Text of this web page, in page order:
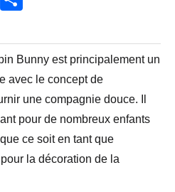
Bunny est principalement un
avec le concept de
une compagnie douce. Il
pour de nombreux enfants
ce soit en tant que
la décoration de la